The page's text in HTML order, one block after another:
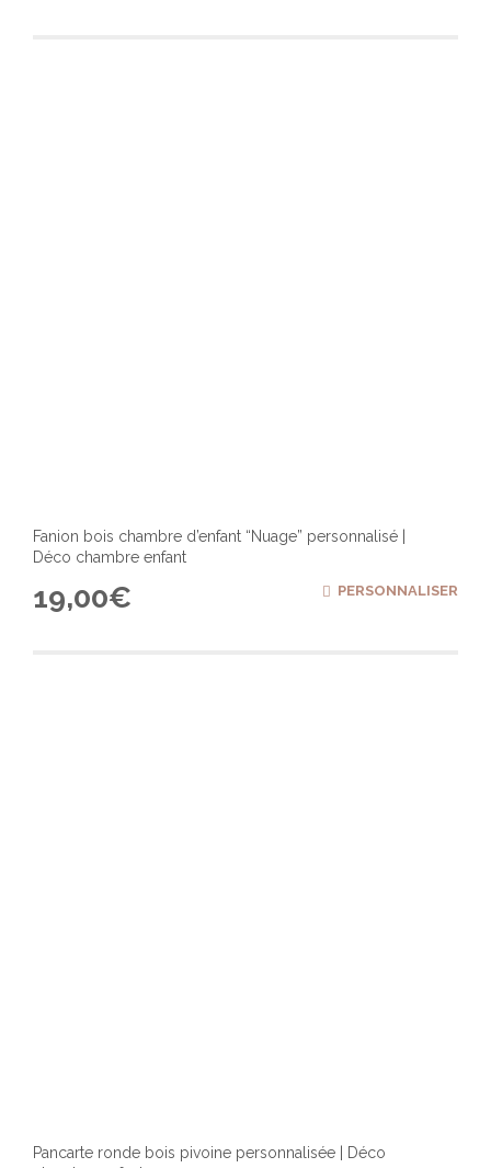
Fanion bois chambre d’enfant “Nuage” personnalisé |
Déco chambre enfant
19,00€ PERSONNALISER
Pancarte ronde bois pivoine personnalisée | Déco